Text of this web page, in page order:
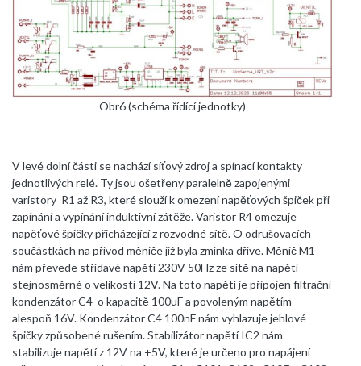
Obr6 (schéma řídící jednotky)
V levé dolní části se nachází síťový zdroj a spínací kontakty
jednotlivých relé. Ty jsou ošetřeny paralelně zapojenými
varistory R1 až R3, které slouží k omezení napěťových špiček při
zapínání a vypínání induktivní zátěže. Varistor R4 omezuje
napěťové špičky přicházející z rozvodné sítě. O odrušovacích
součástkách na přívod měniče již byla zmínka dříve. Měnič M1
nám převede střídavé napětí 230V 50Hz ze sítě na napětí
stejnosměrné o velikosti 12V. Na toto napětí je připojen filtrační
kondenzátor C4 o kapacitě 100uF a povoleným napětím
alespoň 16V. Kondenzátor C4 100nF nám vyhlazuje jehlové
špičky způsobené rušením. Stabilizátor napětí IC2 nám
stabilizuje napětí z 12V na +5V, které je určeno pro napájení